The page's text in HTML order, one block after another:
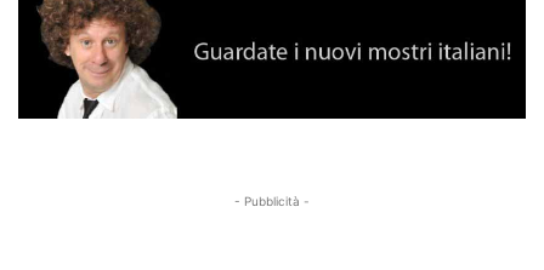
- Pubblicità -